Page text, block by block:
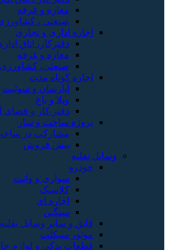
مغازه و غرفه
صنعتی ،
اجاره اداری و تجاری
دفترکار، اتاق
مغازه و غرفه
صنعتی، کشاورزی
اجاره کوتاه مدت
آپارتمان و سوئیت
ویلا و باغ
دفتر کار و فضای
پروژه ساخت و ساز
مشارکت در
پیش فروش
وسایل نقلیه
خودرو
سواری و وانت
کلاسیک
اجاره ای
سنگین
قایق و سایر وسایل نقلیه
موتور سیکلت
قطعات یدکی و لوازم